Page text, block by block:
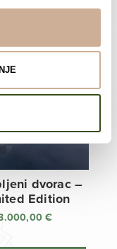
dvorac –
Edition
€